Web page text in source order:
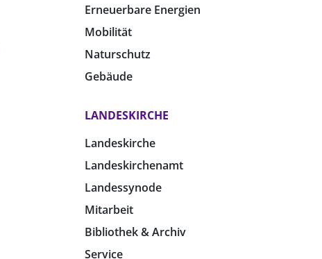
Erneuerbare Energien
Mobilität
Naturschutz
Gebäude
LANDESKIRCHE
Landeskirche
Landeskirchenamt
Landessynode
Mitarbeit
Bibliothek & Archiv
Service